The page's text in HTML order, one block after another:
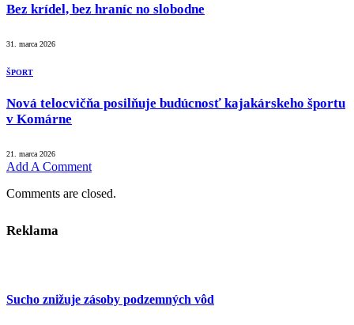
Bez krídel, bez hraníc no slobodne
31. marca 2026
ŠPORT
Nová telocvičňa posilňuje budúcnosť kajakárskeho športu
v Komárne
21. marca 2026
Add A Comment
Comments are closed.
Reklama
Sucho znižuje zásoby podzemných vôd